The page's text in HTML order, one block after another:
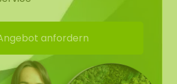
Mengen Moos kaufen. Bitte
unter
Vorteile:
anfordern